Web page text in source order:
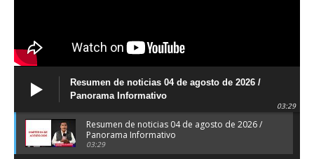
Resumen de noticias 04 de agosto de 2026 /
Panorama Informativo
03:29
Resumen de noticias 04 de agosto de 2026 /
Panorama Informativo
03:29